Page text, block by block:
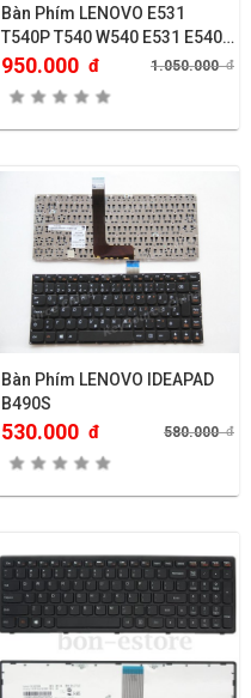
Bàn Phím LENOVO E531
T540P T540 W540 E531 E540
L540
950.000 đ 1.050.000đ
Bàn Phím LENOVO IDEAPAD
B490S
530.000 đ 580.000đ